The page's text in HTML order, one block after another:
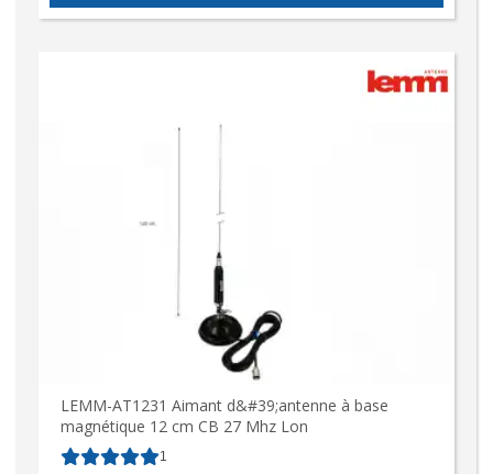
LEMM-AT1231 Aimant d&#39;antenne à base
magnétique 12 cm CB 27 Mhz Lon
1